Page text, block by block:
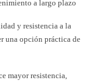
a largo plazo
y resistencia a la
una opción práctica de
mayor resistencia,